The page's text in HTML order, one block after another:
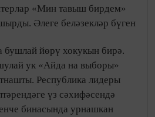
«Мин тавыш бирдем»
Әлеге беләзекләр бүген
бушлай йөрү хокукын бирә.
ук «Айда на выборы»
Республика лидеры
үз сәхифәсендә
бинасында урнашкан